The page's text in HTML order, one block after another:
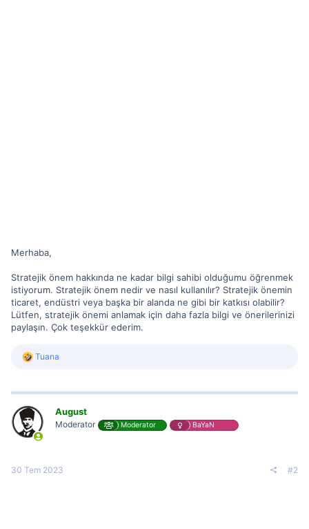
Merhaba,
Stratejik önem hakkında ne kadar bilgi sahibi olduğumu öğrenmek
istiyorum. Stratejik önem nedir ve nasıl kullanılır? Stratejik önemin
ticaret, endüstri veya başka bir alanda ne gibi bir katkısı olabilir?
Lütfen, stratejik önemi anlamak için daha fazla bilgi ve önerilerinizi
paylaşın. Çok teşekkür ederim.
R
i
n
s
Tuana
August
Moderator Moderator BaYaN
30 Tem 2023 #2